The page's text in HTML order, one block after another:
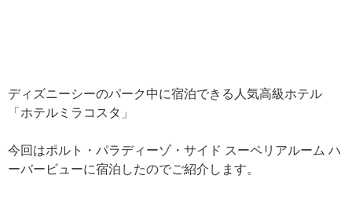
ディズニーシーのパーク中に宿泊できる人気高級ホテル
「ホテルミラコスタ」
今回はポルト・パラディーゾ・サイド スーペリアルーム ハ
ーバービューに宿泊したのでご紹介します。